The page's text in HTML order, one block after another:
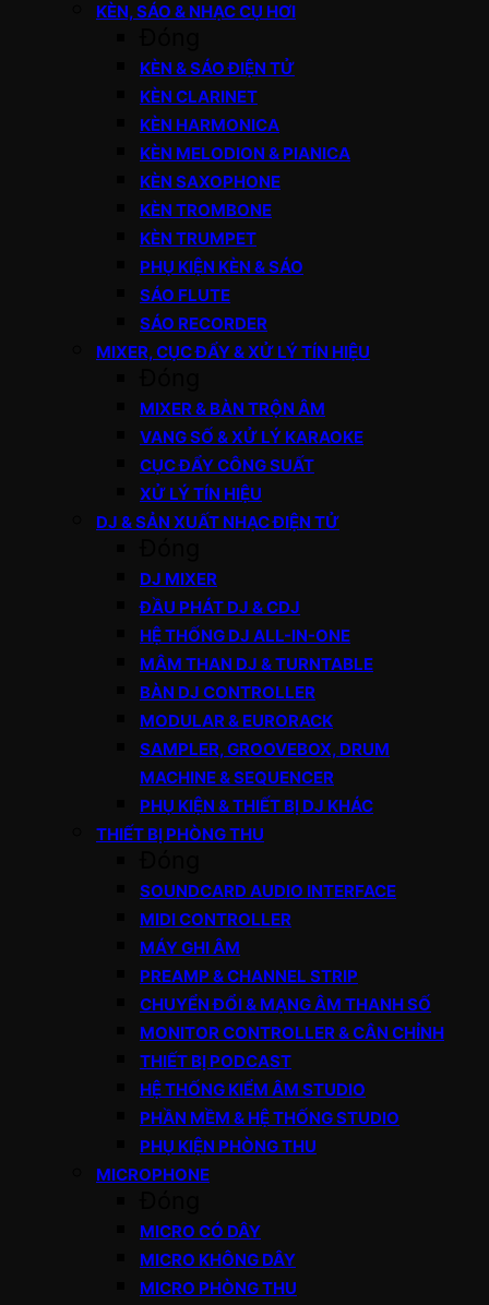
KÈN, SÁO & NHẠC CỤ HƠI
KÈN & SÁO ĐIỆN TỬ
KÈN CLARINET
KÈN HARMONICA
KÈN MELODION & PIANICA
KÈN SAXOPHONE
KÈN TROMBONE
KÈN TRUMPET
PHỤ KIỆN KÈN & SÁO
SÁO FLUTE
SÁO RECORDER
MIXER, CỤC ĐẨY & XỬ LÝ TÍN HIỆU
MIXER & BÀN TRỘN ÂM
VANG SỐ & XỬ LÝ KARAOKE
CỤC ĐẨY CÔNG SUẤT
XỬ LÝ TÍN HIỆU
DJ & SẢN XUẤT NHẠC ĐIỆN TỬ
DJ MIXER
ĐẦU PHÁT DJ & CDJ
HỆ THỐNG DJ ALL-IN-ONE
MÂM THAN DJ & TURNTABLE
BÀN DJ CONTROLLER
MODULAR & EURORACK
SAMPLER, GROOVEBOX, DRUM
MACHINE & SEQUENCER
PHỤ KIỆN & THIẾT BỊ DJ KHÁC
THIẾT BỊ PHÒNG THU
SOUNDCARD AUDIO INTERFACE
MIDI CONTROLLER
MÁY GHI ÂM
PREAMP & CHANNEL STRIP
CHUYỂN ĐỔI & MẠNG ÂM THANH SỐ
MONITOR CONTROLLER & CÂN CHỈNH
THIẾT BỊ PODCAST
HỆ THỐNG KIỂM ÂM STUDIO
PHẦN MỀM & HỆ THỐNG STUDIO
PHỤ KIỆN PHÒNG THU
MICROPHONE
MICRO CÓ DÂY
MICRO KHÔNG DÂY
MICRO PHÒNG THU